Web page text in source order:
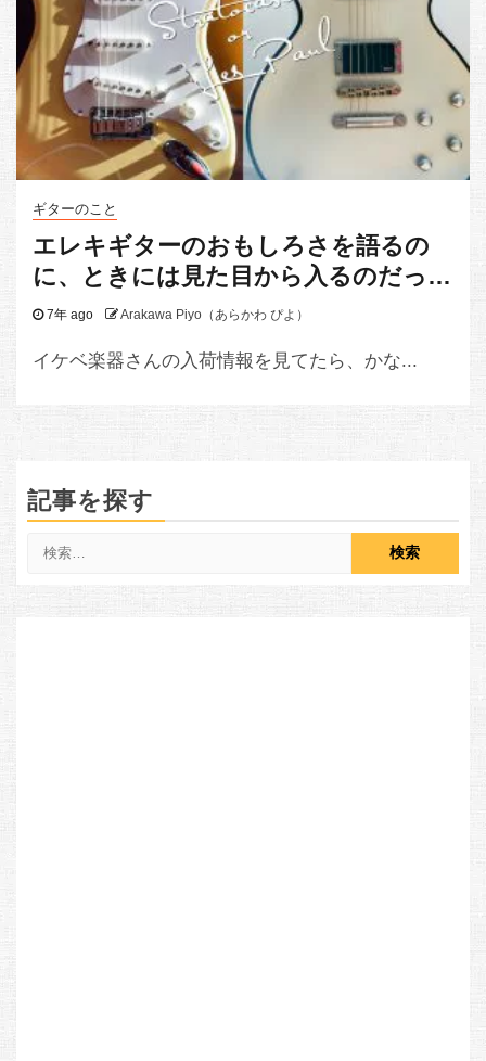
ギターのこと
エレキギターのおもしろさを語るの
に、ときには見た目から入るのだって
アリだよね
7年 ago Arakawa Piyo（あらかわ ぴよ）
イケベ楽器さんの入荷情報を見てたら、かな...
記事を探す